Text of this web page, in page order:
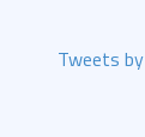
Tweets